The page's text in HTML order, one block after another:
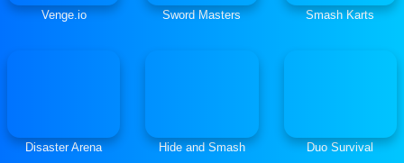
Venge.io Sword Masters Smash Karts
Disaster Arena Hide and Smash Duo Survival